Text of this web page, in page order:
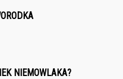
NIEMOWLAKA?